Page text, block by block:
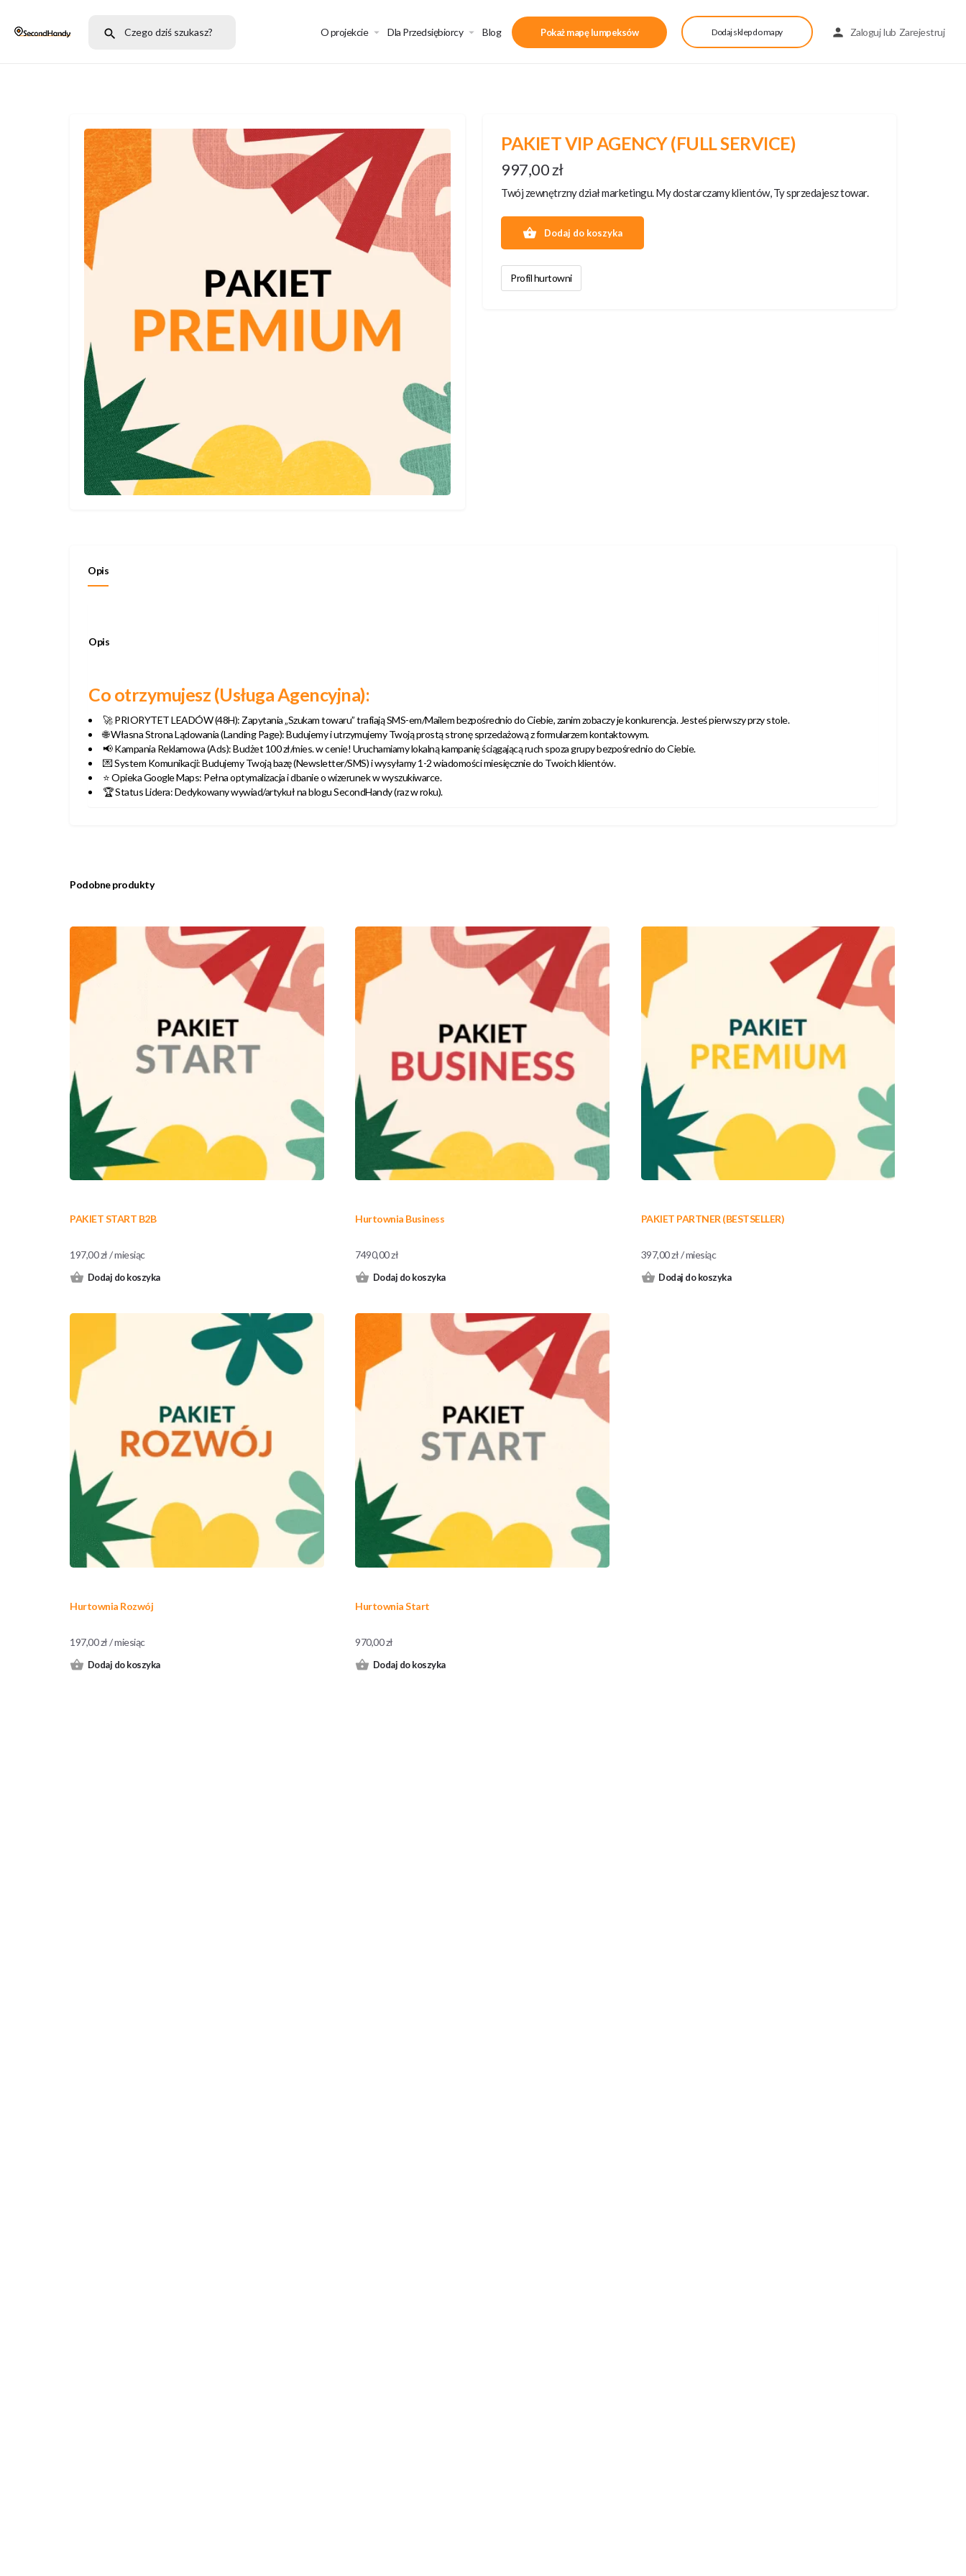
O projekcie Dla Przedsiębiorcy Blog Pokaż mapę lumpeksów Dodaj sklep do mapy Zaloguj lub Zarejestruj
PAKIET VIP AGENCY (FULL SERVICE)
997,00zł
Twój zewnętrzny dział marketingu. My dostarczamy klientów, Ty sprzedajesz towar.
Dodaj do koszyka
Profil hurtowni
Opis
Opis
Co otrzymujesz (Usługa Agencyjna):
🚀 PRIORYTET LEADÓW (48H): Zapytania „Szukam towaru” trafiają SMS-em/Mailem bezpośrednio do Ciebie, zanim zobaczy je konkurencja. Jesteś pierwszy przy stole.
🌐 Własna Strona Lądowania (Landing Page): Budujemy i utrzymujemy Twoją prostą stronę sprzedażową z formularzem kontaktowym.
📢 Kampania Reklamowa (Ads): Budżet 100 zł/mies. w cenie! Uruchamiamy lokalną kampanię ściągającą ruch spoza grupy bezpośrednio do Ciebie.
💌 System Komunikacji: Budujemy Twoją bazę (Newsletter/SMS) i wysyłamy 1-2 wiadomości miesięcznie do Twoich klientów.
⭐ Opieka Google Maps: Pełna optymalizacja i dbanie o wizerunek w wyszukiwarce.
🏆 Status Lidera: Dedykowany wywiad/artykuł na blogu SecondHandy (raz w roku).
Podobne produkty
PAKIET START B2B
197,00zł/ miesiąc
Dodaj do koszyka
Hurtownia Business
7490,00zł
Dodaj do koszyka
PAKIET PARTNER (BESTSELLER)
397,00zł/ miesiąc
Dodaj do koszyka
Hurtownia Rozwój
197,00zł/ miesiąc
Dodaj do koszyka
Hurtownia Start
970,00zł
Dodaj do koszyka